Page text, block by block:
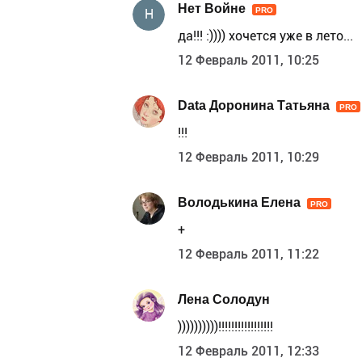
Н Нет Войне PRO
да!!! :)))) хочется уже в лето...
12 Февраль 2011, 10:25
Data Доронина Татьяна PRO
!!!
12 Февраль 2011, 10:29
Володькина Елена PRO
+
12 Февраль 2011, 11:22
Лена Солодун
))))))))))!!!!!!!!!!!!!!!!!
12 Февраль 2011, 12:33